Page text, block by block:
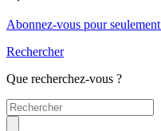
Abonnez-vous pour seulement
Rechercher
Que recherchez-vous ?